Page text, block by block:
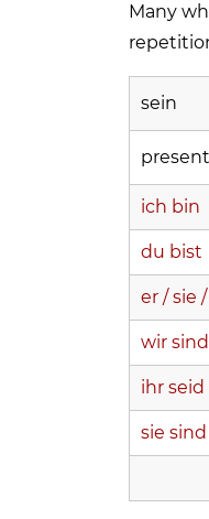
Many
sein
ich bin
du bist
er / sie
wir sind
ihr seid
sie sind